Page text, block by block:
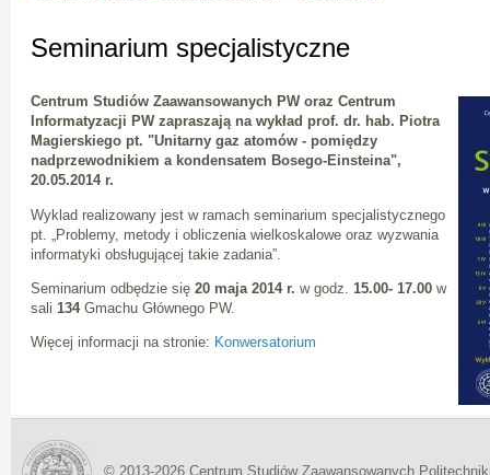
Seminarium specjalistyczne
Centrum Studiów Zaawansowanych PW oraz Centrum
Informatyzacji PW zapraszają na wykład prof. dr. hab. Piotra
Magierskiego pt. "Unitarny gaz atomów - pomiędzy
nadprzewodnikiem a kondensatem Bosego-Einsteina",
20.05.2014 r.
Wyklad realizowany jest w ramach seminarium specjalistycznego
pt. „Problemy, metody i obliczenia wielkoskalowe oraz wyzwania
informatyki obsługującej takie zadania”.
Seminarium odbędzie się 20 maja 2014 r. w godz. 15.00- 17.00 w
sali 134Gmachu Głównego PW.
Więcej informacji na stronie: Konwersatorium
© 2013-2026 Centrum Studiów Zaawansowanych